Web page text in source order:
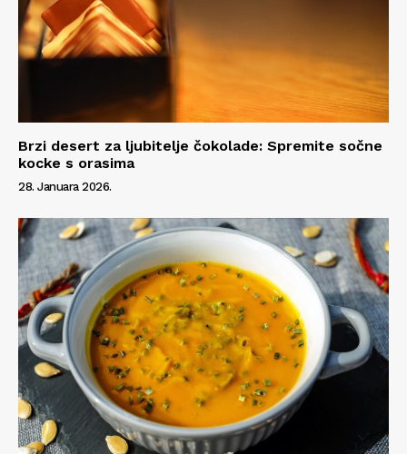
Brzi desert za ljubitelje čokolade: Spremite sočne
kocke s orasima
28. Januara 2026.